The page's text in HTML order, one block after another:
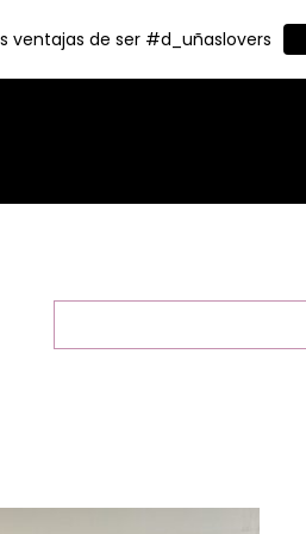
ventajas de ser #d_uñaslovers